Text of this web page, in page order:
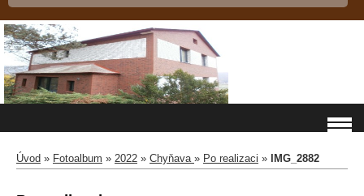
Úvod » Fotoalbum » 2022 » Chyňava » Po realizaci » IMG_2882